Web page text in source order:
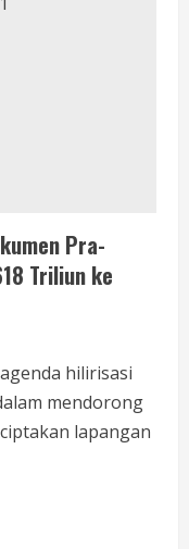
Pra-
Triliun ke
hilirisasi
mendorong
lapangan